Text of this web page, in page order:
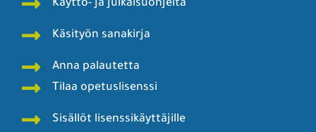
Käyttö- ja julkaisuohjeita
Käsityön sanakirja
Anna palautetta
Tilaa opetuslisenssi
Sisällöt lisenssikäyttäjille